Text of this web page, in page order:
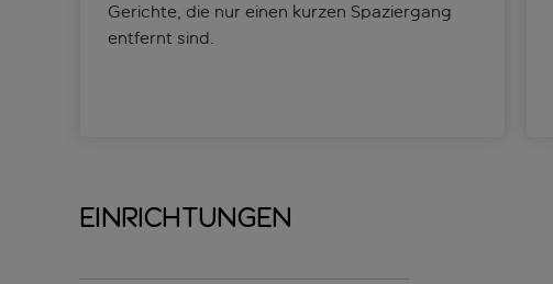
Gerichte, die nur einen kurzen Spaziergang
entfernt sind.
Einrichtungen